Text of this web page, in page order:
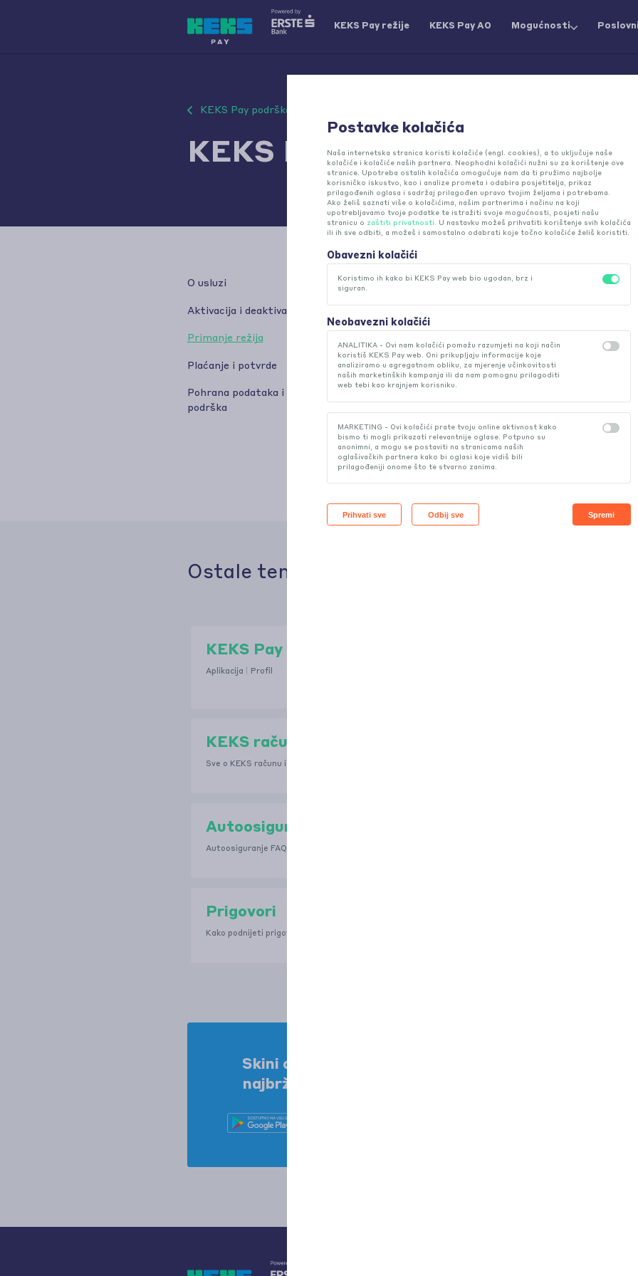
KEKS Pay režije KEKS Pay AO Mogućnosti
KEKS Pay podrška
KEKS Pay Režije
O usluzi
Aktivacija i deaktivacija
Primanje režija
Plaćanje i potvrde
Pohrana podataka i
podrška
U kojem obliku režije primam u KEKS Pay?
primaš poštom i/ili e-mailom, a iz pripadajuće
automatski se popunjava nalog za plaćanje.
izvršavaš jednim potezom prsta.
Kako mogu KEKS Pay režije primati dodatno i
Prilikom slanja zahtjeva aktiviraj opciju „Račune
dodatno i na e-mail“, zatim upiši svoju e-mail
račune ćeš ubuduće primati dodatno i na svoj e-
Kako ću saznati da mi je stigao račun u KEKS
O svim pristiglim KEKS Pay režijama ćemo te
porukom. Uz to, pristigle režije možeš u svakom
provjeriti pod rubrikom „KEKS Pay režije“.
Hoću li režije koje primam u KEKS Pay
sandučić na kućnu adresu?
Ne. Računi poslani u KEKS Pay vrijede isto kao i
poštom na kućnu adresu. Pripadajući PDF u
Ostale teme
KEKS Pay
Aplikacija Profil
KEKS račun i KEKSICA
Sve o KEKS računu i pripadajućoj kartici- KEKSICI
Autoosiguranje
Autoosiguranje FAQ
Prigovori
Kako podnijeti prigovor?
Postavke kolačića
Naša internetska stranica koristi kolačiće (engl. cookies), a to uključuje naše
kolačiće i kolačiće naših partnera. Neophodni kolačići nužni su za korištenje ove
stranice. Upotreba ostalih kolačića omogućuje nam da ti pružimo najbolje
korisničko iskustvo, kao i analize prometa i odabira posjetitelja, prikaz
prilagođenih oglasa i sadržaj prilagođen upravo tvojim željama i potrebama.
Ako želiš saznati više o kolačićima, našim partnerima i načinu na koji
upotrebljavamo tvoje podatke te istražiti svoje mogućnosti, posjeti našu
stranicu o zaštiti privatnosti. U nastavku možeš prihvatiti korištenje svih kolačića
ili ih sve odbiti, a možeš i samostalno odabrati koje točno kolačiće želiš koristiti.
Obavezni kolačići
Koristimo ih kako bi KEKS Pay web bio ugodan, brz i
siguran.
Neobavezni kolačići
ANALITIKA - Ovi nam kolačići pomažu razumjeti na koji način
koristiš KEKS Pay web. Oni prikupljaju informacije koje
analiziramo u agregatnom obliku, za mjerenje učinkovitosti
naših marketinških kampanja ili da nam pomognu prilagoditi
web tebi kao krajnjem korisniku.
MARKETING - Ovi kolačići prate tvoju online aktivnost kako
bismo ti mogli prikazati relevantnije oglase. Potpuno su
anonimni, a mogu se postaviti na stranicama naših
oglašivačkih partnera kako bi oglasi koje vidiš bili
prilagođeniji onome što te stvarno zanima.
Spremi
Prihvati sve Odbij sve
Skini aplikaciju i uživaj u
najbržim transakcijama
Imaš
Posjeti KEKS